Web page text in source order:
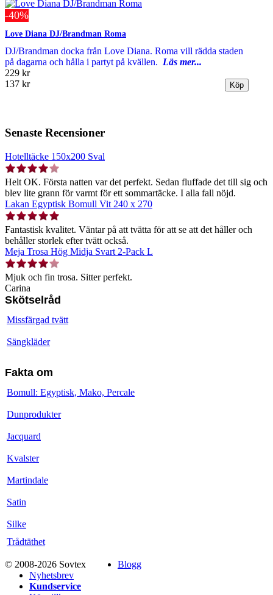
-40%
Love Diana DJ/Brandman Roma
DJ/Brandman docka från Love Diana. Roma vill rädda staden
på dagarna och hålla i partyt på kvällen. Läs mer...
229 kr
137 kr
Senaste Recensioner
Hotelltäcke 150x200 Sval
Helt OK. Första natten var det perfekt. Sedan fluffade det till sig och
blev lite grann för varmt för ett sommartäcke. I alla fall nöjd.
Lakan Egyptisk Bomull Vit 240 x 270
Fantastisk kvalitet. Väntar på att tvätta för att se att det håller och
behåller storlek efter tvätt också.
Meja Trosa Hög Midja Svart 2-Pack L
Mjuk och fin trosa. Sitter perfekt.
Carina
Skötselråd
Missfärgad tvätt
Sängkläder
Fakta om
Bomull: Egyptisk, Mako, Percale
Dunprodukter
Jacquard
Kvalster
Martindale
Satin
Silke
Trådtäthet
© 2008-2026 Sovtex
Blogg
Nyhetsbrev
Kundservice